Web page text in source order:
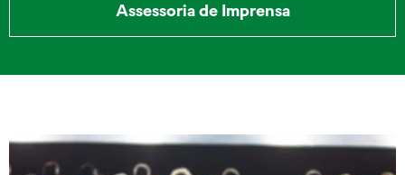
Assessoria de Imprensa